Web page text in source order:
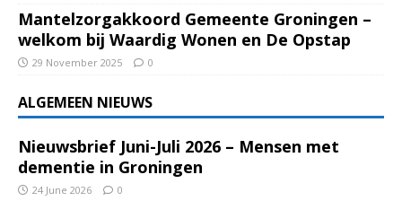
Mantelzorgakkoord Gemeente Groningen –
welkom bij Waardig Wonen en De Opstap
29 November 2025 0
ALGEMEEN NIEUWS
Nieuwsbrief Juni-Juli 2026 – Mensen met
dementie in Groningen
24 June 2026 0